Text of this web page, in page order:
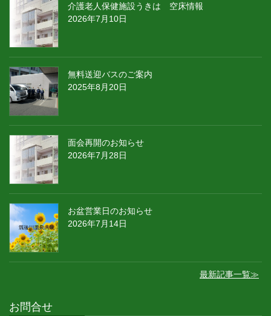
介護老人保健施設うきは 空床情報
2026年7月10日
無料送迎バスのご案内
2025年8月20日
面会再開のお知らせ
2026年7月28日
お盆営業日のお知らせ
2026年7月14日
最新記事一覧≫
お問合せ